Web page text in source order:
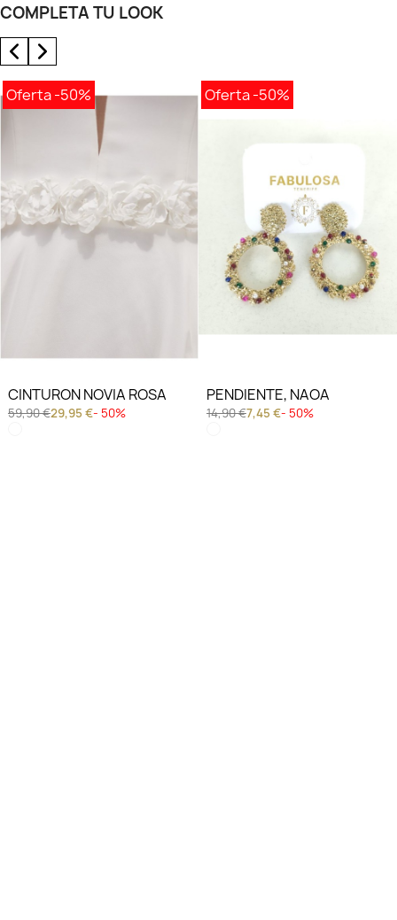
COMPLETA TU LOOK
Oferta-50%
CINTURON NOVIA ROSA
59,90 €29,95 €- 50%
Oferta-50%
PENDIENTE, NAOA
14,90 €7,45 €- 50%